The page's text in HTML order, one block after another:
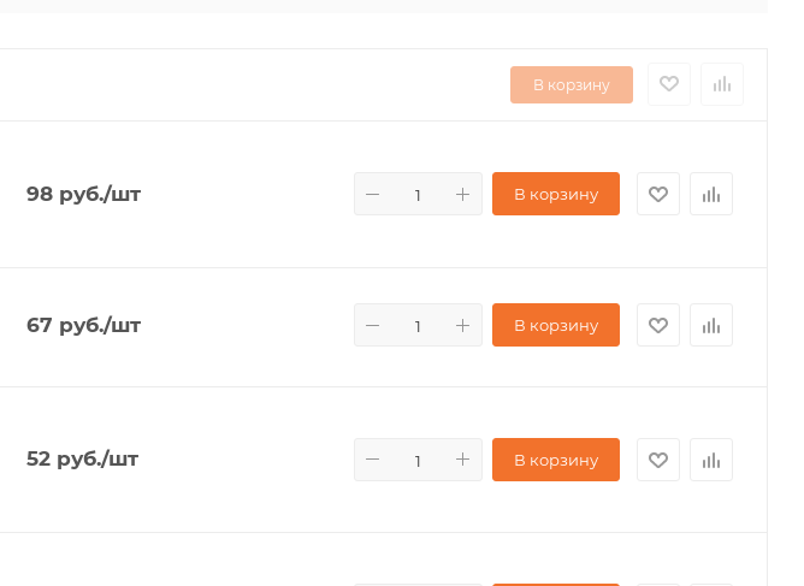
В корзину
98 руб./шт В корзину
67 руб./шт В корзину
52 руб./шт В корзину